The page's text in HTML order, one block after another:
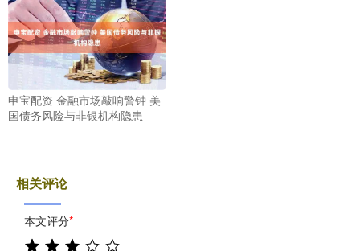
申宝配资 金融市场敲响警钟 美
国债务风险与非银机构隐患
相关评论
本文评分*